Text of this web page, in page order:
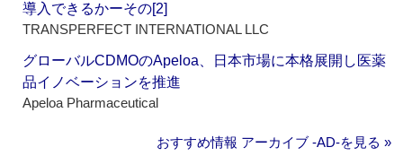
導入できるかーその[2]
TRANSPERFECT INTERNATIONAL LLC
グローバルCDMOのApeloa、日本市場に本格展開し医薬
品イノベーションを推進
Apeloa Pharmaceutical
おすすめ情報 アーカイブ ‐AD‐を見る »